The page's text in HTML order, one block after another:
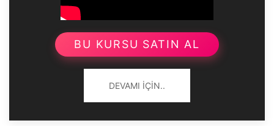
BU KURSU SATIN AL
DEVAMI İÇIN..